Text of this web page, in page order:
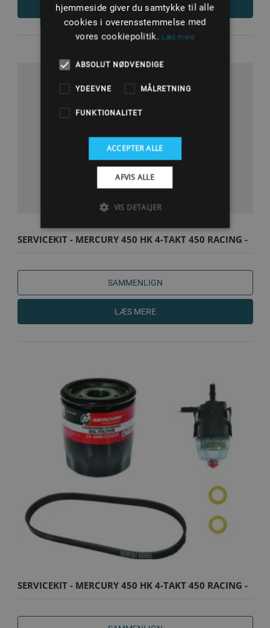
LÆS MERE
SERVICEKIT - MERCURY 450 HK 4-TAKT 450 RACING -
SAMMENLIGN
LÆS MERE
SERVICEKIT - MERCURY 450 HK 4-TAKT 450 RACING -
hjemmeside giver du samtykke til alle
cookies i overensstemmelse med
vores cookiepolitik. Læs mere
ABSOLUT NØDVENDIGE
YDEEVNE MÅLRETNING
FUNKTIONALITET
ACCEPTER ALLE
AFVIS ALLE
VIS DETALJER